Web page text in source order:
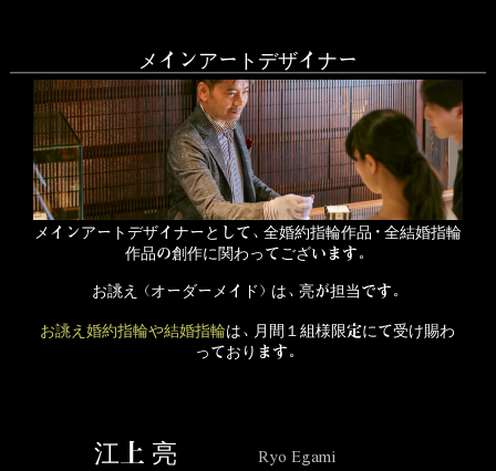
メインアートデザイナー
メインアートデザイナーとして、全婚約指輪作品・全結婚指輪
作品の創作に関わってございます。
お誂え（オーダーメイド）は、亮が担当です。
お誂え婚約指輪や結婚指輪は、月間１組様限定にて受け賜わ
っております。
江上 亮 Ryo Egami